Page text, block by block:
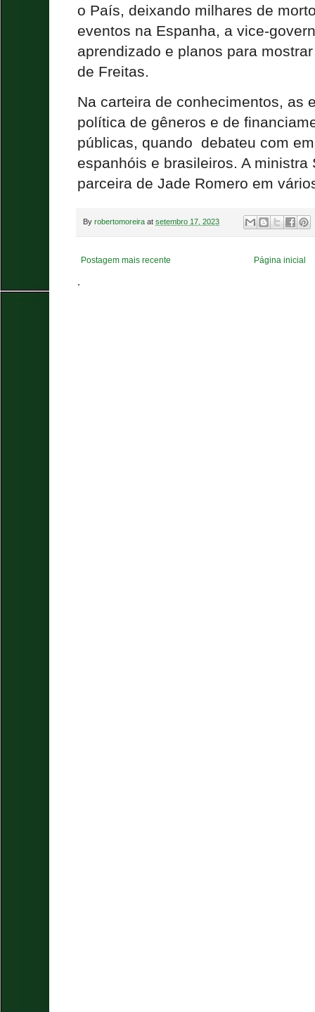
o País, deixando milhares de
eventos na Espanha, a vice-
aprendizado e planos para
de Freitas.
Na carteira de conhecimentos, as
política de gêneros e de
públicas, quando debateu com
espanhóis e brasileiros. A ministra
parceira de Jade Romero em
By robertomoreira at setembro 17, 2023
Postagem mais recente Página inicial
.